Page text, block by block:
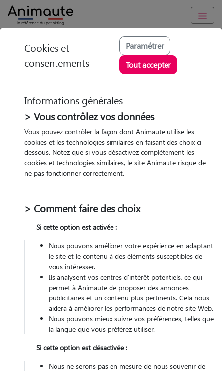
Animaute Bretagne Concarneau
Martine - Petsitter à
CONCARNEAU
• 70 ans
Véhiculé
Contacter
L'envoi d'une demande est sans engagement
Cookies et
consentements
Paramétrer
Tout accepter
Informations générales
> Vous contrôlez vos données
Vous pouvez contrôler la façon dont Animaute utilise les
cookies et les technologies similaires en faisant des choix ci-
dessous. Notez que si vous désactivez complètement les
cookies et technologies similaires, le site Animaute risque de
ne pas fonctionner correctement.
> Comment faire des choix
Si cette option est activée :
Nous pouvons améliorer votre expérience en adaptant
le site et le contenu à des éléments susceptibles de
vous intéresser.
Ils analysent vos centres d'intérêt potentiels, ce qui
permet à Animaute de proposer des annonces
publicitaires et un contenu plus pertinents. Cela nous
aidera à améliorer les performances de notre site Web.
Nous pouvons mieux suivre vos préférences, telles que
la langue que vous préférez utiliser.
Si cette option est désactivée :
Nous ne serons pas en mesure de nous souvenir de